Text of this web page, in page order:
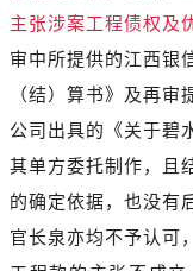
主张涉案工程债权及
审中所提供的江西银
（结）算书》及再
公司出具的《关于碧
其单方委托制作，且
的确定依据，也没有
官长泉亦均不予认可